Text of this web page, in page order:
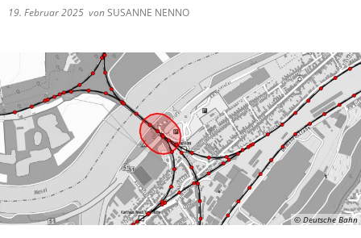
19. Februar 2025 vonSUSANNE NENNO
© Deutsche Bahn